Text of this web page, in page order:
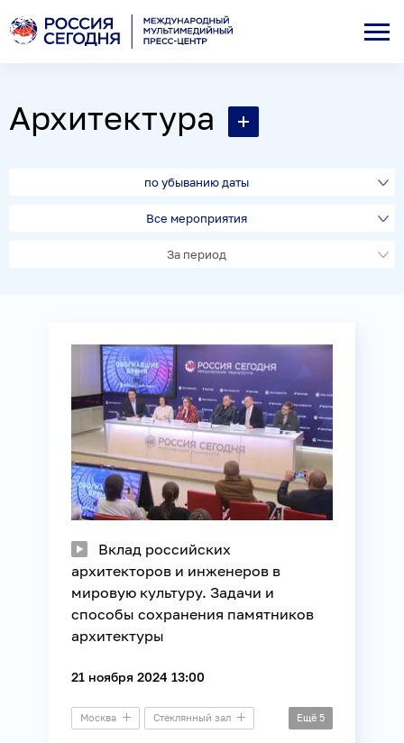
Архитектура
по убыванию даты
Все мероприятия
За период
Вклад российских
архитекторов и инженеров в
мировую культуру. Задачи и
способы сохранения памятников
архитектуры
21 ноября 2024 13:00
Москва Стеклянный зал Ещё 5